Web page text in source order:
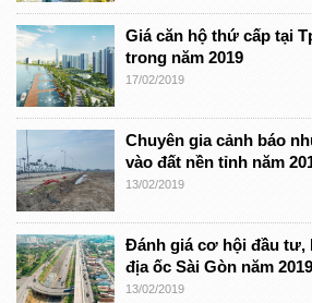
Giá căn hộ thứ cấp tại
trong năm 2019
17/02/2019
Chuyên gia cảnh báo
vào đất nền tỉnh năm
13/02/2019
Đánh giá cơ hội đầu tư,
địa ốc Sài Gòn năm 2019
13/02/2019